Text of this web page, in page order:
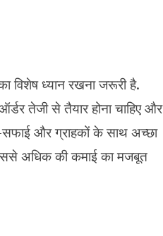
विशेष ध्यान रखना जरूरी है.
तेजी से तैयार होना चाहिए और
सफाई और ग्राहकों के साथ अच्छा
उससे अधिक की कमाई का मजबूत